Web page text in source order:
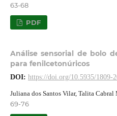
63-68
PDF
Análise sensorial de bolo
para fenilcetonúricos
DOI: https://doi.org/10.5935/1809-
Juliana dos Santos Vilar, Talita Cabral
69-76